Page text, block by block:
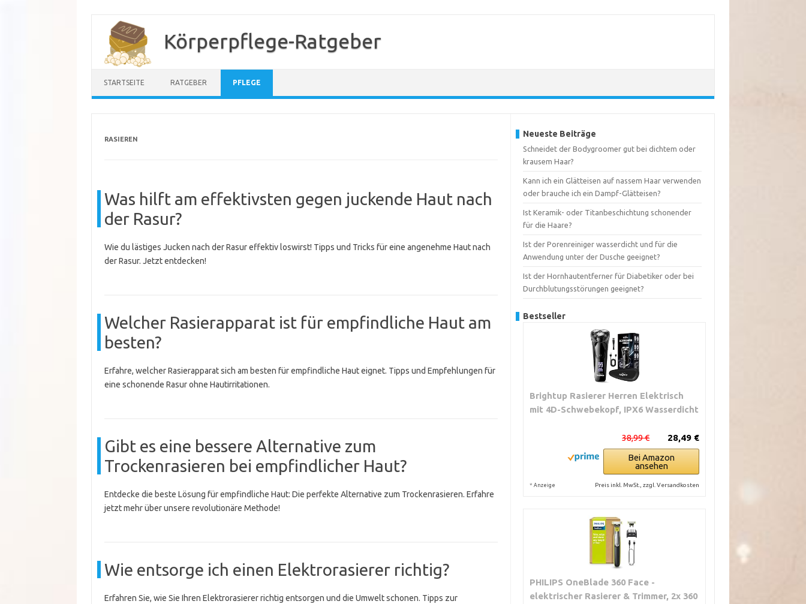
Inhalt
springen
Körperpflege-Ratgeber
STARTSEITE RATGEBER PFLEGE
RASIEREN
Was hilft am effektivsten gegen juckende Haut nach
der Rasur?
Wie du lästiges Jucken nach der Rasur effektiv loswirst! Tipps und Tricks für eine angenehme Haut nach
der Rasur. Jetzt entdecken!
Welcher Rasierapparat ist für empfindliche Haut am
besten?
Erfahre, welcher Rasierapparat sich am besten für empfindliche Haut eignet. Tipps und Empfehlungen für
eine schonende Rasur ohne Hautirritationen.
Gibt es eine bessere Alternative zum
Trockenrasieren bei empfindlicher Haut?
Entdecke die beste Lösung für empfindliche Haut: Die perfekte Alternative zum Trockenrasieren. Erfahre
jetzt mehr über unsere revolutionäre Methode!
Wie entsorge ich einen Elektrorasierer richtig?
Erfahren Sie, wie Sie Ihren Elektrorasierer richtig entsorgen und die Umwelt schonen. Tipps zur
Neueste Beiträge
Schneidet der Bodygroomer gut bei dichtem oder
krausem Haar?
Kann ich ein Glätteisen auf nassem Haar verwenden
oder brauche ich ein Dampf-Glätteisen?
Ist Keramik- oder Titanbeschichtung schonender
für die Haare?
Ist der Porenreiniger wasserdicht und für die
Anwendung unter der Dusche geeignet?
Ist der Hornhautentferner für Diabetiker oder bei
Durchblutungsstörungen geeignet?
Bestseller
Brightup Rasierer Herren Elektrisch
mit 4D-Schwebekopf, IPX6 Wasserdicht
28,49 €
38,99 €
Bei Amazon
ansehen
* Anzeige Preis inkl. MwSt., zzgl. Versandkosten
PHILIPS OneBlade 360 Face -
elektrischer Rasierer & Trimmer, 2x 360